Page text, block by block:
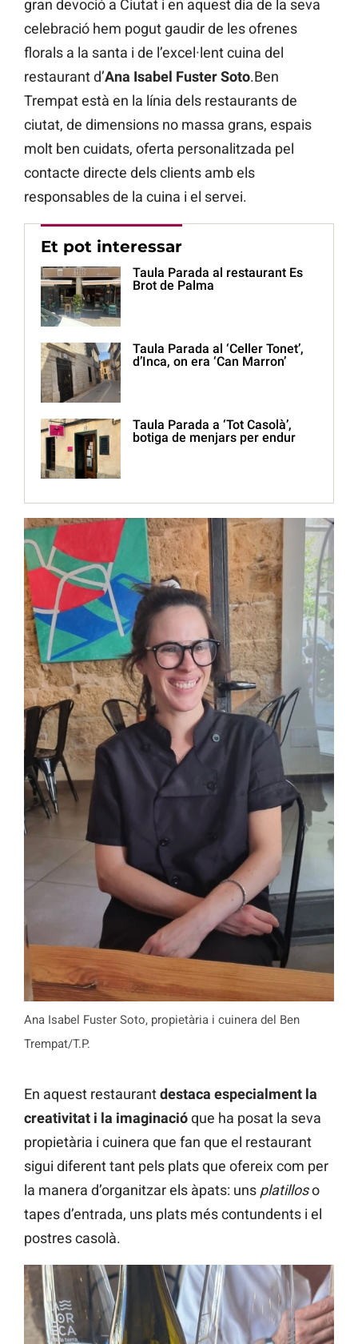
gran devoció a Ciutat i en aquest dia de la seva
celebració hem pogut gaudir de les ofrenes
florals a la santa i de l’excel·lent cuina del
restaurant d’Ana Isabel Fuster Soto.Ben
Trempat està en la línia dels restaurants de
ciutat, de dimensions no massa grans, espais
molt ben cuidats, oferta personalitzada pel
contacte directe dels clients amb els
responsables de la cuina i el servei.
Et pot interessar
Taula Parada al restaurant Es
Brot de Palma
Taula Parada al ‘Celler Tonet’,
d’Inca, on era ‘Can Marron’
Taula Parada a ‘Tot Casolà’,
botiga de menjars per endur
Ana Isabel Fuster Soto, propietària i cuinera del Ben
Trempat/T.P.
En aquest restaurantdestaca especialment la
creativitat i la imaginacióque ha posat la seva
propietària i cuinera que fan que el restaurant
sigui diferent tant pels plats que ofereix com per
la manera d’organitzar els àpats: uns platilloso
tapes d’entrada, uns plats més contundents i el
postres casolà.